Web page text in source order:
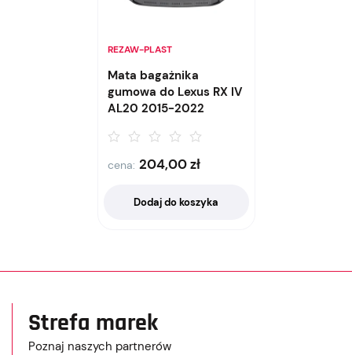
REZAW-PLAST
Mata bagażnika
gumowa do Lexus RX IV
AL20 2015-2022
cena: 204,00zł
Dodaj do koszyka
Strefa marek
Poznaj naszych partnerów